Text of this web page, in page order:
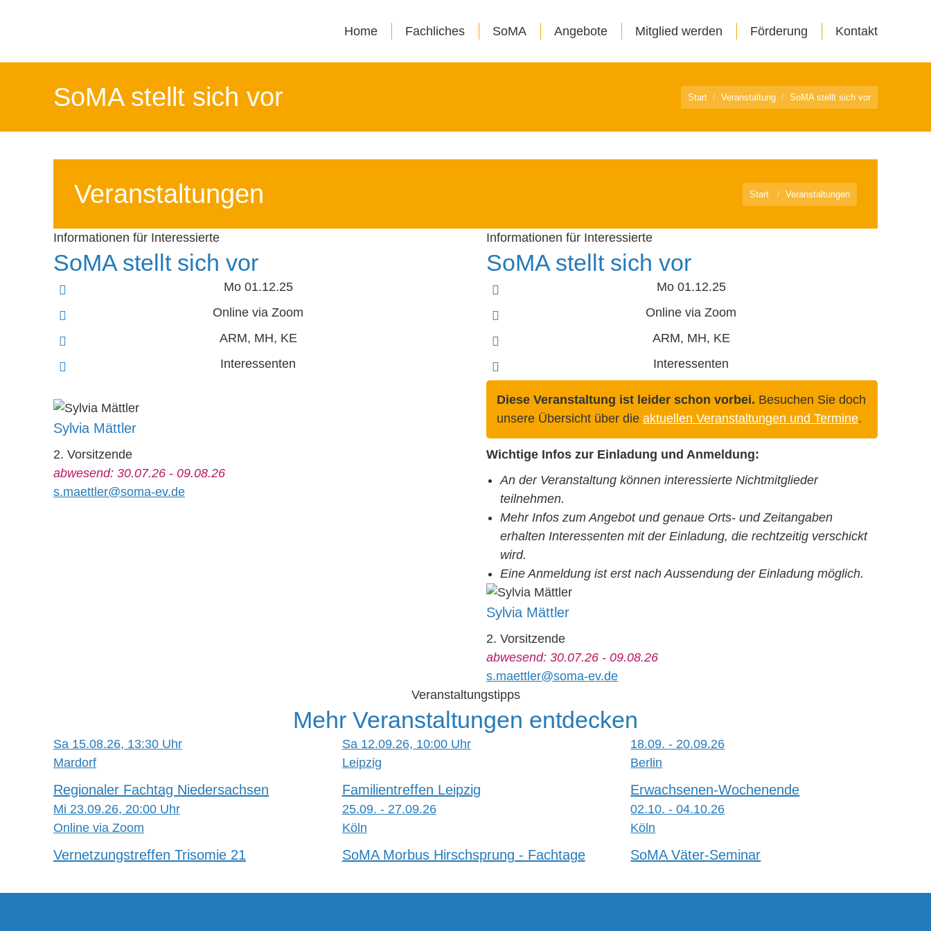
Home Fachliches SoMA Angebote Mitglied werden Förderung Kontakt
SoMA stellt sich vor Sie befinden sich hier:
Start Veranstaltung SoMA stellt sich vor
Veranstaltungen Sie befinden sich hier:
Start Veranstaltungen
Informationen für Interessierte
SoMA stellt sich vor
Mo 01.12.25
Online via Zoom
ARM, MH, KE
Interessenten
Sylvia Mättler
2. Vorsitzende
abwesend: 30.07.26 - 09.08.26
s.maettler@soma-ev.de
Informationen für Interessierte
SoMA stellt sich vor
Mo 01.12.25
Online via Zoom
ARM, MH, KE
Interessenten
Diese Veranstaltung ist leider schon vorbei. Besuchen Sie doch
unsere Übersicht über die aktuellen Veranstaltungen und Termine.
Wichtige Infos zur Einladung und Anmeldung:
An der Veranstaltung können interessierte Nichtmitglieder
teilnehmen.
Mehr Infos zum Angebot und genaue Orts- und Zeitangaben
erhalten Interessenten mit der Einladung, die rechtzeitig verschickt
wird.
Eine Anmeldung ist erst nach Aussendung der Einladung möglich.
Sylvia Mättler
2. Vorsitzende
abwesend: 30.07.26 - 09.08.26
s.maettler@soma-ev.de
Veranstaltungstipps
Mehr Veranstaltungen entdecken
Sa 15.08.26, 13:30 Uhr
Mardorf
Regionaler Fachtag Niedersachsen
Mi 23.09.26, 20:00 Uhr
Online via Zoom
Vernetzungstreffen Trisomie 21
Sa 12.09.26, 10:00 Uhr
Leipzig
Familientreffen Leipzig
25.09. - 27.09.26
Köln
SoMA Morbus Hirschsprung - Fachtage
18.09. - 20.09.26
Berlin
Erwachsenen-Wochenende
02.10. - 04.10.26
Köln
SoMA Väter-Seminar